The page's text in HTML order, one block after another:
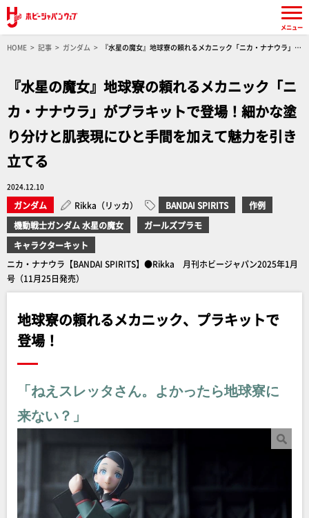
HOME 記事 ガンダム
『水星の魔女』地球寮の頼れるメカニック「ニカ・ナナウラ」が
『水星の魔女』地球寮の頼れるメカニック「ニ
カ・ナナウラ」がプラキットで登場！細かな塗
り分けと肌表現にひと手間を加えて魅力を引き
立てる
2024.12.10
ガンダム Rikka（リッカ） BANDAI SPIRITS
作例
機動戦士ガンダム 水星の魔女
ガールズプラモ
キャラクターキット
ニカ・ナナウラ【BANDAI SPIRITS】●Rikka 月刊ホビージャパン2025年1月
号（11月25日発売）
地球寮の頼れるメカニック、プラキットで
登場！
「ねえスレッタさん。よかったら地球寮に
来ない？」
メニュー